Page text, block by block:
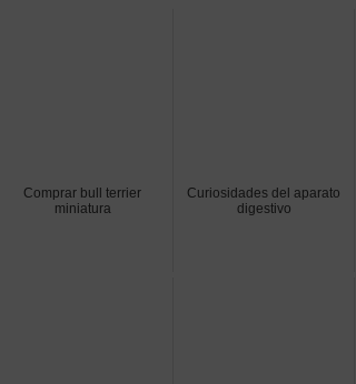
Comprar bull terrier
miniatura
Curiosidades del aparato
digestivo